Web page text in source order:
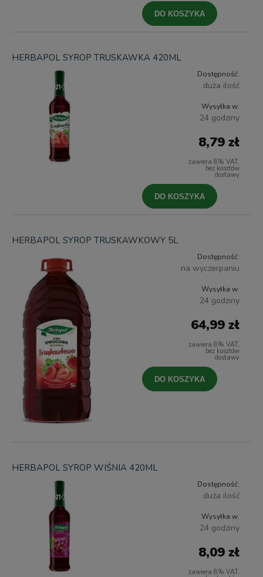
DO KOSZYKA
HERBAPOL SYROP TRUSKAWKA 420ML
Dostępność:
duża ilość
Wysyłka w:
24 godziny
8,79 zł
zawiera 8% VAT,
bez kosztów
dostawy
DO KOSZYKA
HERBAPOL SYROP TRUSKAWKOWY 5L
Dostępność:
na wyczerpaniu
Wysyłka w:
24 godziny
64,99 zł
zawiera 8% VAT,
bez kosztów
dostawy
DO KOSZYKA
HERBAPOL SYROP WIŚNIA 420ML
Dostępność:
duża ilość
Wysyłka w:
24 godziny
8,09 zł
zawiera 8% VAT,